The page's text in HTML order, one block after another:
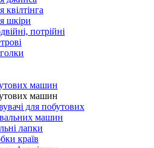
квілтінга
шкіри
потрійні
машин
машин
для побутових
машин
лапки
країв